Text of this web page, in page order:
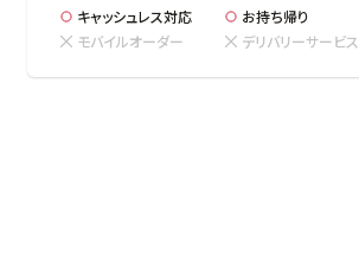
キャッシュレス対応 お持ち帰り
モバイルオーダー
デリバリーサービス